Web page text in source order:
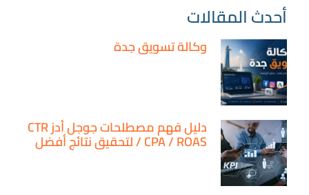
أحدث المقالات
وكالة تسويق جدة
دليل فهم مصطلحات جوجل أدز CTR
/ CPA / ROAS لتحقيق نتائج أفضل